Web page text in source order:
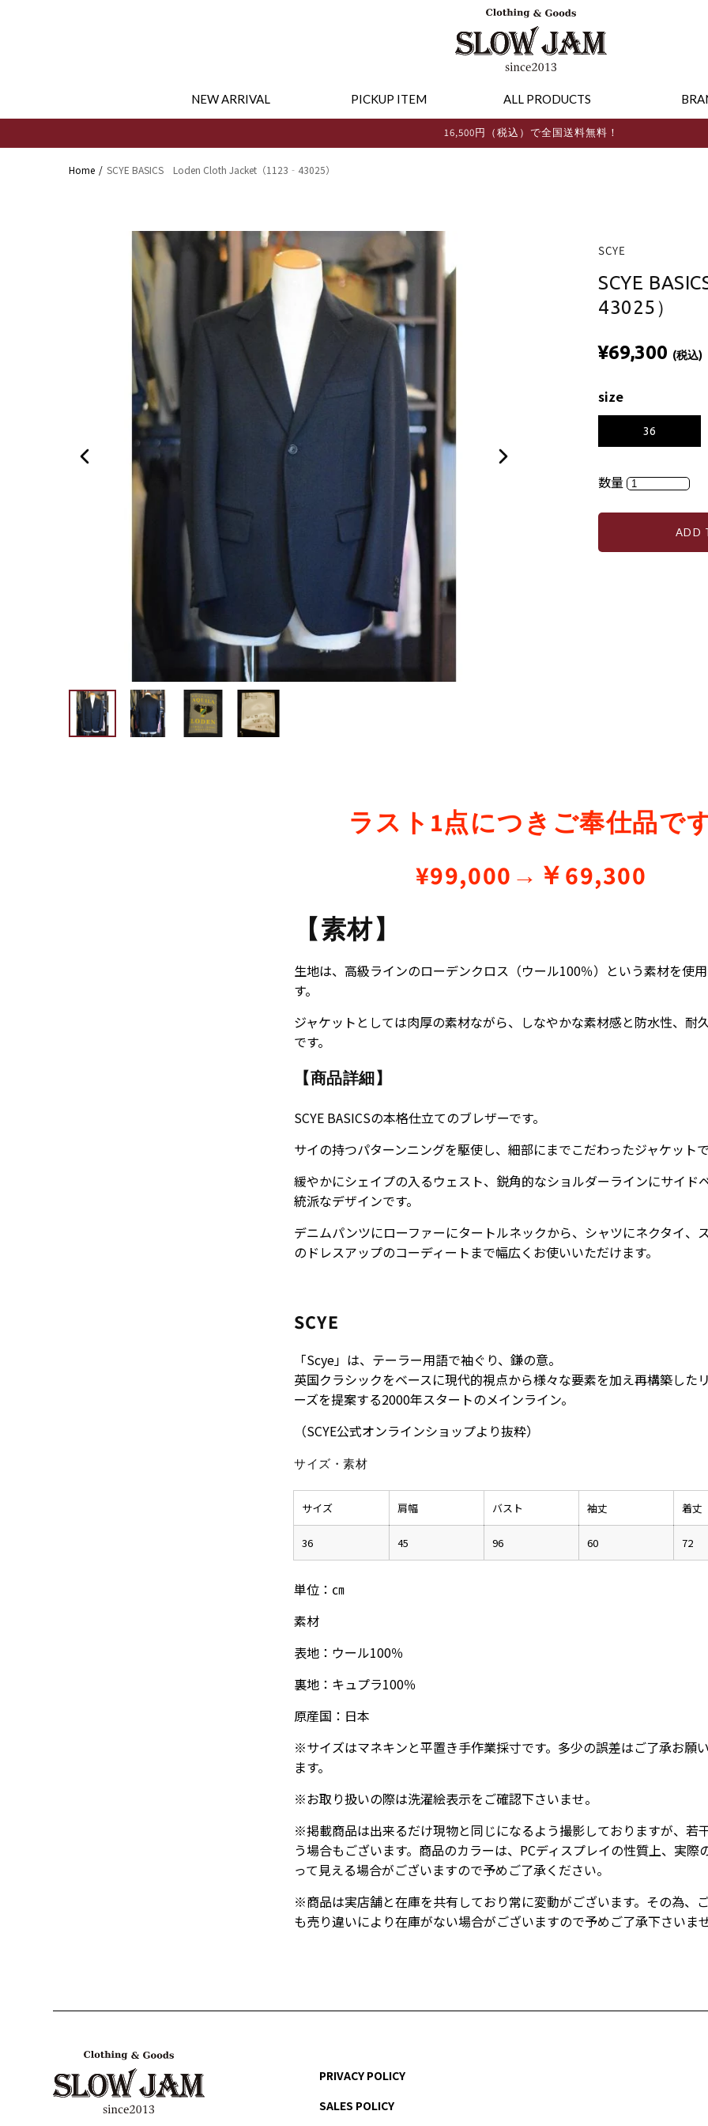
NEW ARRIVAL PICKUP ITEM ALL PRODUCTS
16,500円（税込）で全国送料無料！
Home SCYE BASICS Loden Cloth Jacket（1123‐43025）
SCYE
SCYE
43025）
¥69,300 (税込)
size
36
数量
ADD
ラスト1点につきご奉仕品で
¥99,000→￥69,300
【素材】
生地は、高級ラインのローデンクロス（ウール100％）という素材を使
す。
ジャケットとしては肉厚の素材ながら、しなやかな素材感と防水性、耐
です。
【商品詳細】
SCYE BASICSの本格仕立てのブレザーです。
サイの持つパターンニングを駆使し、細部にまでこだわったジャケットで
緩やかにシェイプの入るウェスト、鋭角的なショルダーラインにサイド
統派なデザインです。
デニムパンツにローファーにタートルネックから、シャツにネクタイ、
のドレスアップのコーディートまで幅広くお使いいただけます。
SCYE
「Scye」は、テーラー用語で袖ぐり、鎌の意。
英国クラシックをベースに現代的視点から様々な要素を加え再構築した
ーズを提案する2000年スタートのメインライン。
（SCYE公式オンラインショップより抜粋）
サイズ・素材
サイズ 肩幅 バスト 袖丈 着丈
36 45 96 60 72
単位：㎝
素材
表地：ウール100％
裏地：キュプラ100％
原産国：日本
※サイズはマネキンと平置き手作業採寸です。多少の誤差はご了承お願
ます。
※お取り扱いの際は洗濯絵表示をご確認下さいませ。
※掲載商品は出来るだけ現物と同じになるよう撮影しておりますが、若
う場合もございます。商品のカラーは、PCディスプレイの性質上、実際
って見える場合がございますので予めご了承ください。
※商品は実店舗と在庫を共有しており常に変動がございます。その為、
も売り違いにより在庫がない場合がございますので予めご了承下さいませ
PRIVACY POLICY
SALES POLICY